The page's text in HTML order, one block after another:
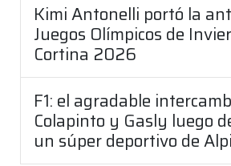
Kimi Antonelli portó la
Juegos Olímpicos de
Cortina 2026
F1: el agradable
Colapinto y Gasly luego
un súper deportivo de